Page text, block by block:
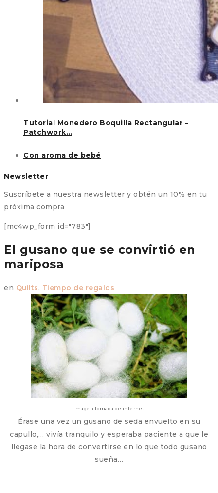
Tutorial Monedero Boquilla Rectangular –
Patchwork…
Con aroma de bebé
Newsletter
Suscríbete a nuestra newsletter y obtén un 10% en tu
próxima compra
[mc4wp_form id="783"]
El gusano que se convirtió en
mariposa
en Quilts, Tiempo de regalos
Imagen tomada de internet
Érase una vez un gusano de seda envuelto en su
capullo,… vivía tranquilo y esperaba paciente a que le
llegase la hora de convertirse en lo que todo gusano
sueña…